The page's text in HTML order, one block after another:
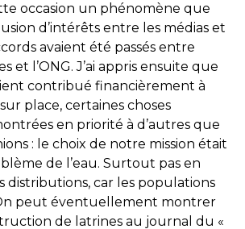
occasion un phénomène que
d’intérêts entre les médias et
avaient été passés entre
et l’ONG. J’ai appris ensuite que
contribué financièrement à
sur place, certaines choses
en priorité à d’autres que
: le choix de notre mission était
de l’eau. Surtout pas en
distributions, car les populations
peut éventuellement montrer
de latrines au journal du «